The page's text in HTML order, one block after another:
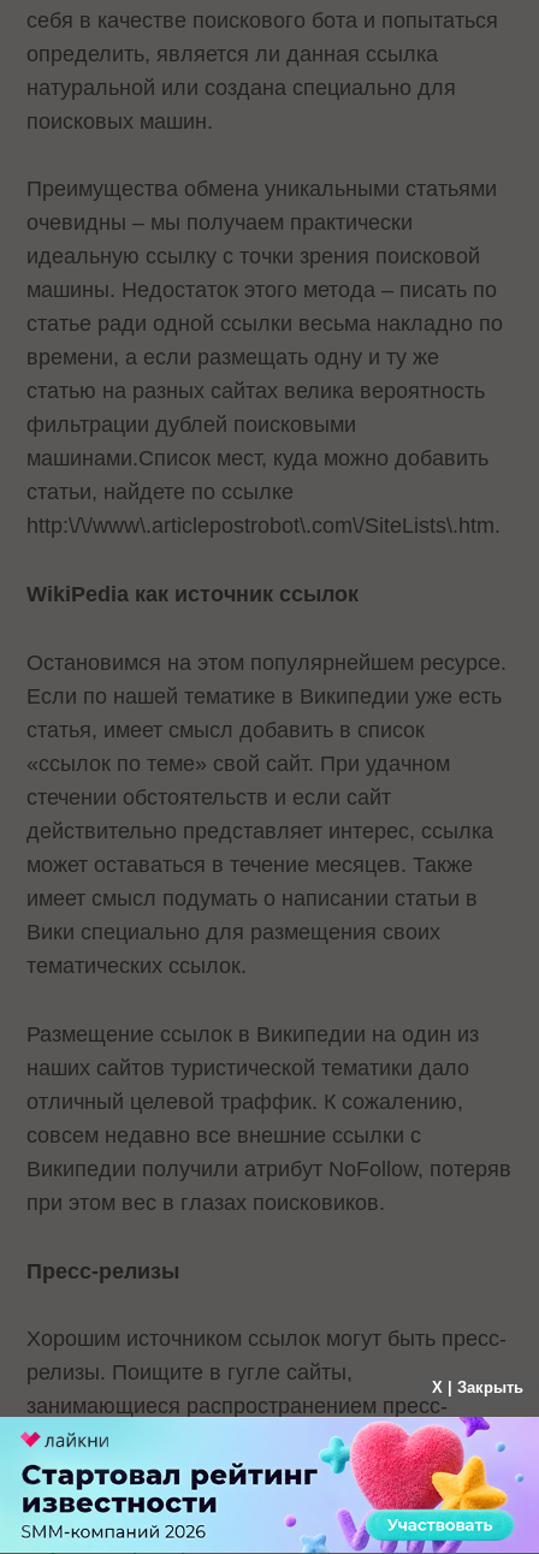
себя в качестве поискового бота и попытаться
определить, является ли данная ссылка
натуральной или создана специально для
поисковых машин.
Преимущества обмена уникальными статьями
очевидны – мы получаем практически
идеальную ссылку с точки зрения поисковой
машины. Недостаток этого метода – писать по
статье ради одной ссылки весьма накладно по
времени, а если размещать одну и ту же
статью на разных сайтах велика вероятность
фильтрации дублей поисковыми
машинами.Список мест, куда можно добавить
статьи, найдете по ссылке
http:\/\/www\.articlepostrobot\.com\/SiteLists\.htm.
WikiPedia как источник ссылок
Остановимся на этом популярнейшем ресурсе.
Если по нашей тематике в Википедии уже есть
статья, имеет смысл добавить в список
«ссылок по теме» свой сайт. При удачном
стечении обстоятельств и если сайт
действительно представляет интерес, ссылка
может оставаться в течение месяцев. Также
имеет смысл подумать о написании статьи в
Вики специально для размещения своих
тематических ссылок.
Размещение ссылок в Википедии на один из
наших сайтов туристической тематики дало
отличный целевой траффик. К сожалению,
совсем недавно все внешние ссылки с
Википедии получили атрибут NoFollow, потеряв
при этом вес в глазах поисковиков.
Пресс-релизы
Хорошим источником ссылок могут быть пресс-
релизы. Поищите в гугле сайты,
занимающиеся распространением пресс-
релизов. Небольшой список, с которого можно
начать:
http://www.prleap.com/
X | Закрыть